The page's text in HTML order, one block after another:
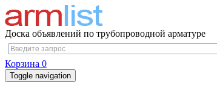
Доска объявлений по трубопроводной арматуре
Корзина 0
Toggle navigation